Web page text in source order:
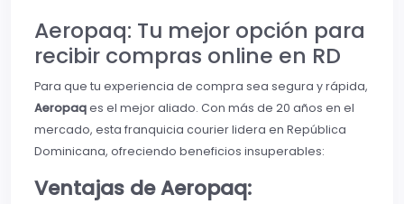
Aeropaq: Tu mejor opción para
recibir compras online en RD
Para que tu experiencia de compra sea segura y rápida,
Aeropaqes el mejor aliado. Con más de 20 años en el
mercado, esta franquicia courier lidera en República
Dominicana, ofreciendo beneficios insuperables:
Ventajas de Aeropaq: